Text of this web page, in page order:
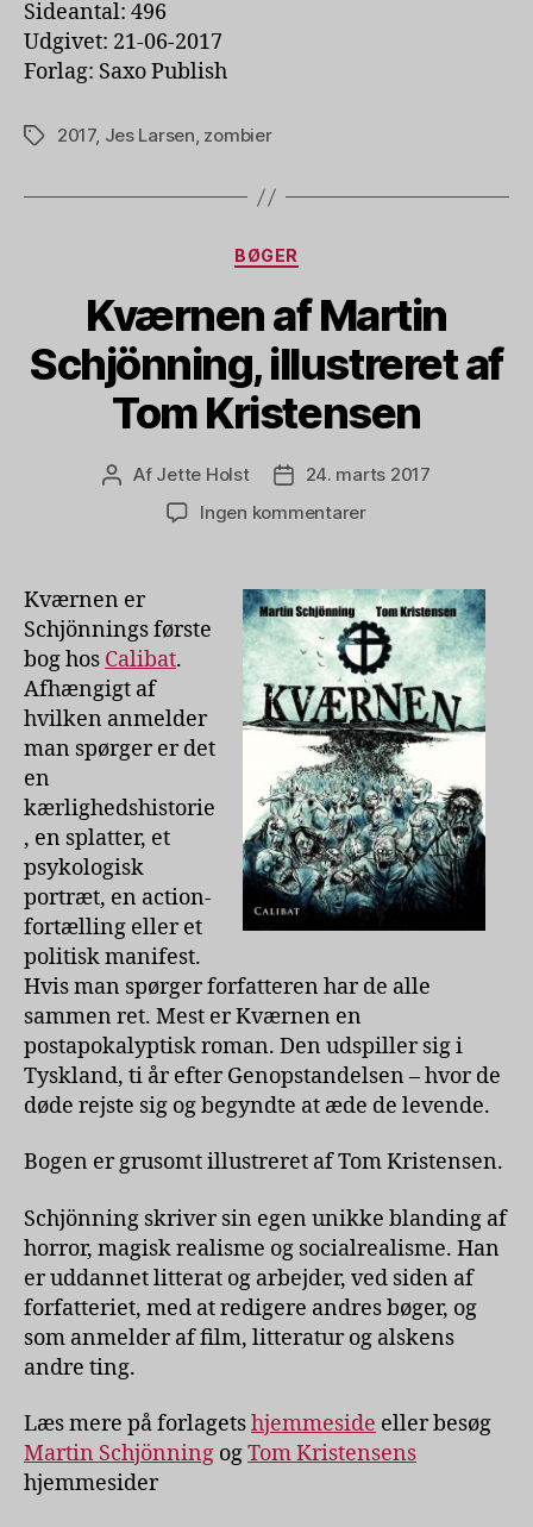
Sideantal: 496
Udgivet: 21-06-2017
Forlag: Saxo Publish
Tags2017, Jes Larsen, zombier
Kategorier
BØGER
Kværnen af Martin
Schjönning, illustreret af
Tom Kristensen
Indlægsforfatter
Af Jette Holst Indlægsdato
24. marts 2017
Ingen kommentarertil
Martin
Schjönning,
illustreret
af
Tom
Kristensen
Kværnen er
Schjönnings første
bog hos Calibat.
Afhængigt af
hvilken anmelder
man spørger er det
en
kærlighedshistorie
, en splatter, et
psykologisk
portræt, en action-
fortælling eller et
politisk manifest.
Hvis man spørger forfatteren har de alle
sammen ret. Mest er Kværnen en
postapokalyptisk roman. Den udspiller sig i
Tyskland, ti år efter Genopstandelsen – hvor de
døde rejste sig og begyndte at æde de levende.
Bogen er grusomt illustreret af Tom Kristensen.
Schjönning skriver sin egen unikke blanding af
horror, magisk realisme og socialrealisme. Han
er uddannet litterat og arbejder, ved siden af
forfatteriet, med at redigere andres bøger, og
som anmelder af film, litteratur og alskens
andre ting.
Læs mere på forlagetshjemmeside eller besøg
Martin Schjönning ogTom Kristensens
hjemmesider